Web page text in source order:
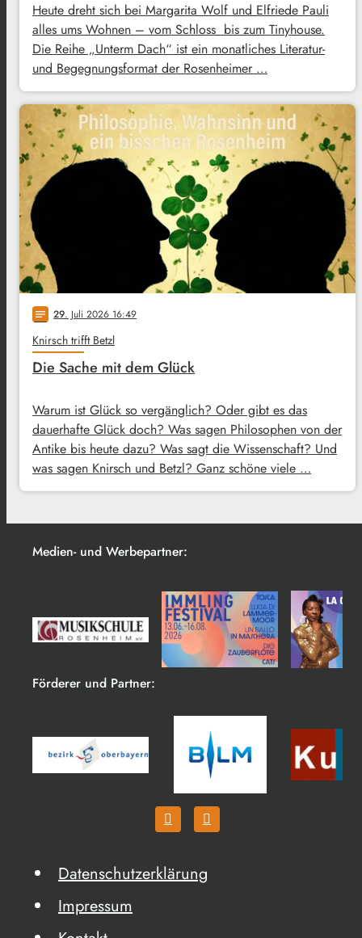
Heute dreht sich bei Margarita Wolf und Elfriede Pauli
alles ums Wohnen – vom Schloss bis zum Tinyhouse.
Die Reihe „Unterm Dach“ ist ein monatliches Literatur-
und Begegnungsformat der Rosenheimer …
notes 29. Juli 2026 16:49
Knirsch trifft Betzl
Die Sache mit dem Glück
Warum ist Glück so vergänglich? Oder gibt es das
dauerhafte Glück doch? Was sagen Philosophen von der
Antike bis heute dazu? Was sagt die Wissenschaft? Und
was sagen Knirsch und Betzl? Ganz schöne viele …
Medien- und Werbepartner:
Förderer und Partner:
Datenschutzerklärung
Impressum